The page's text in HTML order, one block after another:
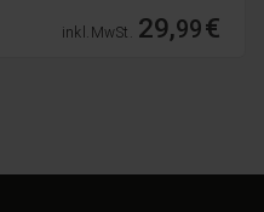
inkl. MwSt. 29,99€